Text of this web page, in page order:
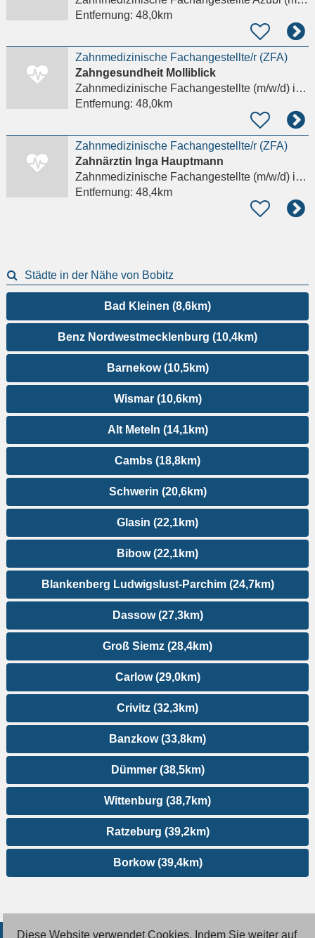
Entfernung: 48,0km
Zahnmedizinische Fachangestellte/r (ZFA)
Zahngesundheit Molliblick
Zahnmedizinische Fachangestellte (m/w/d)in Bad Doberan
Entfernung: 48,0km
Zahnmedizinische Fachangestellte/r (ZFA)
Zahnärztin Inga Hauptmann
Zahnmedizinische Fachangestellte (m/w/d)in Bad Doberan
Entfernung: 48,4km
Städte in der Nähe von Bobitz
Bad Kleinen (8,6km)
Benz Nordwestmecklenburg (10,4km)
Barnekow (10,5km)
Wismar (10,6km)
Alt Meteln (14,1km)
Cambs (18,8km)
Schwerin (20,6km)
Glasin (22,1km)
Bibow (22,1km)
Blankenberg Ludwigslust-Parchim (24,7km)
Dassow (27,3km)
Groß Siemz (28,4km)
Carlow (29,0km)
Crivitz (32,3km)
Banzkow (33,8km)
Dümmer (38,5km)
Wittenburg (38,7km)
Ratzeburg (39,2km)
Borkow (39,4km)
Diese Website verwendet Cookies. Indem Sie weiter auf